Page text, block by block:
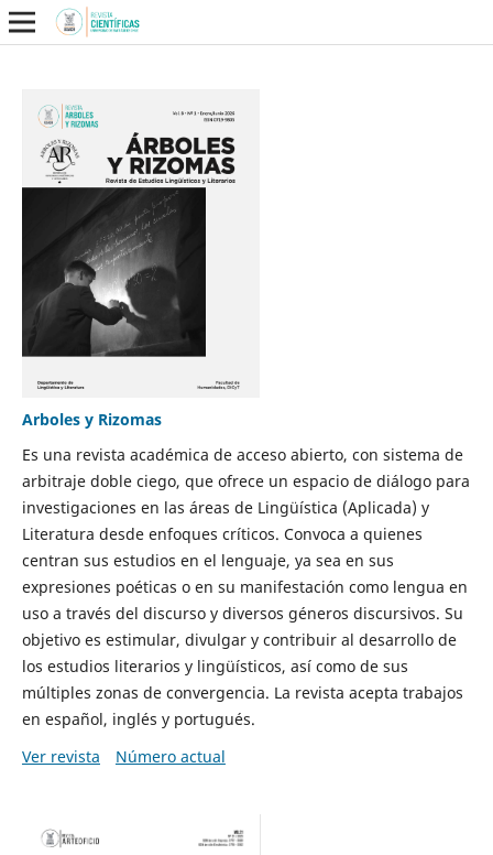
Arboles y Rizomas
Es una revista académica de acceso abierto, con sistema de
arbitraje doble ciego, que ofrece un espacio de diálogo para
investigaciones en las áreas de Lingüística (Aplicada) y
Literatura desde enfoques críticos. Convoca a quienes
centran sus estudios en el lenguaje, ya sea en sus
expresiones poéticas o en su manifestación como lengua en
uso a través del discurso y diversos géneros discursivos. Su
objetivo es estimular, divulgar y contribuir al desarrollo de
los estudios literarios y lingüísticos, así como de sus
múltiples zonas de convergencia. La revista acepta trabajos
en español, inglés y portugués.
Ver revista
Número actual